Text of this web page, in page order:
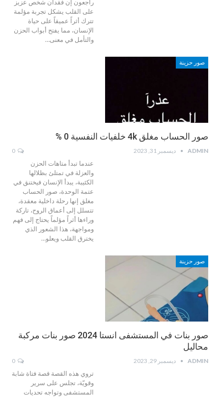
راجعون إن فقدان شخص عزيز
على القلب يشكل تجربة مؤلمة
تترك أثراً عميقاً على حياة
الإنسان، مما يفتح أبواب الحزن
والتأمل في معنى…
صور حزينة
صور الحساب مغلق 4k خلفيات النفسية 0 %
ADMIN ديسمبر 31, 2023
عندما تبدأ متاهات الحزن
والعزلة في تمتلئ بظلالها
الكئيبة، يبدأ الإنسان فيختنق في
عتمة الوحدة، صور الحساب
مغلق إنها رحلة داخلية معقدة،
تتسلل إلى أعماق الروح، تاركة
وراءها أثراً مؤلماً يحتاج إلى فهم
ومواجهة، هذا الشعور الذي
يخترق القلب ويعلو…
صور حزينة
صور بنات في المستشفى انستا 2024 صور بنات مركبة
محاليل
ADMIN ديسمبر 29, 2023
تروي هذه القصة قصة فتاة شابة
وقويّة، تجلس على سرير
المستشفى وتواجه تحديات